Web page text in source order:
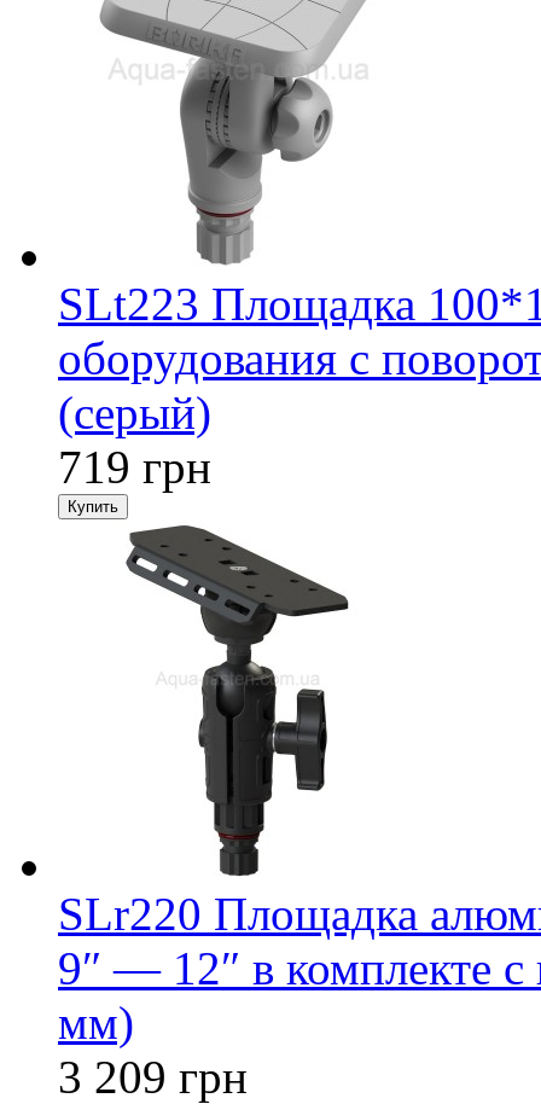
SLt223 Площадка
оборудования с
(серый)
719 грн
SLr220 Площадка
9″ — 12″ в комплекте
мм)
3 209 грн